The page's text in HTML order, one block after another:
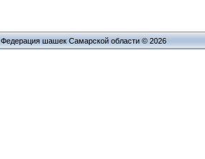
Федерация шашек Самарской области © 2026